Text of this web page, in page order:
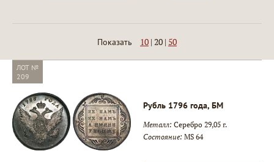
Показать 10 | 20 | 50
ЛОТ №
209
Рубль 1796 года, БМ
Металл: Серебро 29,05 г.
Состояние: MS 64